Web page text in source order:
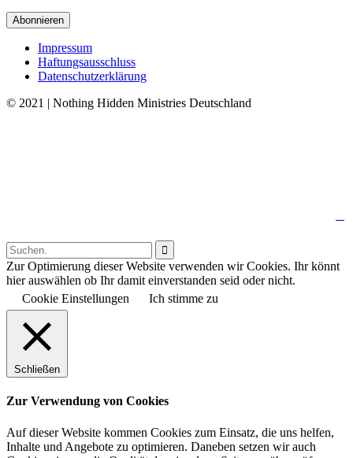
Impressum
Haftungsausschluss
Datenschutzerklärung
© 2021 | Nothing Hidden Ministries Deutschland

Zur Optimierung dieser Website verwenden wir Cookies. Ihr könnt
hier auswählen ob Ihr damit einverstanden seid oder nicht.
Cookie Einstellungen
Ich stimme zu
Schließen
Zur Verwendung von Cookies
Auf dieser Website kommen Cookies zum Einsatz, die uns helfen,
Inhalte und Angebote zu optimieren. Daneben setzen wir auch